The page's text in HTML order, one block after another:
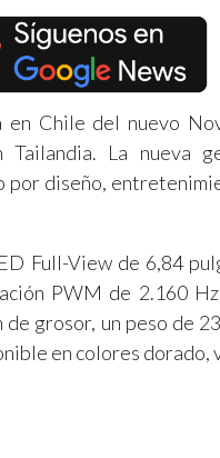
Chile del nuevo
La nueva
por diseño,
Full-View de 6,84
PWM de 2.160
grosor, un peso de
en colores dorado,